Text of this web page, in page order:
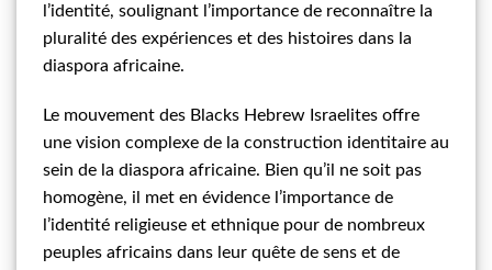
l’identité, soulignant l’importance de reconnaître la
pluralité des expériences et des histoires dans la
diaspora africaine.
Le mouvement des Blacks Hebrew Israelites offre
une vision complexe de la construction identitaire au
sein de la diaspora africaine. Bien qu’il ne soit pas
homogène, il met en évidence l’importance de
l’identité religieuse et ethnique pour de nombreux
peuples africains dans leur quête de sens et de